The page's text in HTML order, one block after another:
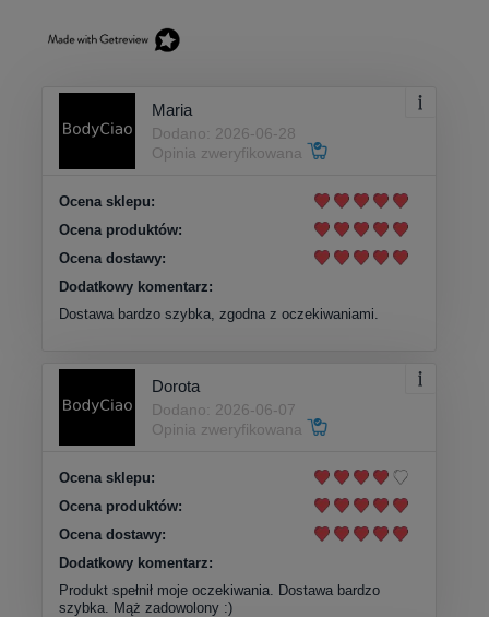
Maria
Dodano: 2026-06-28
Opinia zweryfikowana
Ocena sklepu:
Ocena produktów:
Ocena dostawy:
Dodatkowy komentarz:
Dostawa bardzo szybka, zgodna z oczekiwaniami.
Dorota
Dodano: 2026-06-07
Opinia zweryfikowana
Ocena sklepu:
Ocena produktów:
Ocena dostawy:
Dodatkowy komentarz:
Produkt spełnił moje oczekiwania. Dostawa bardzo
szybka. Mąż zadowolony :)